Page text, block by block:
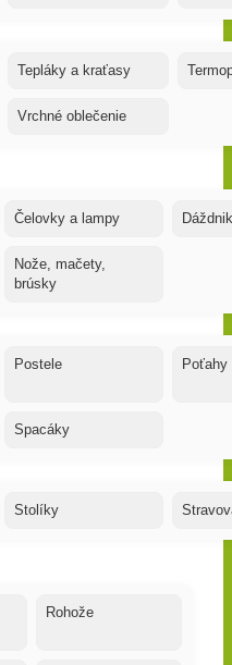
Tepláky a kraťasy
Vrchné oblečenie
Čelovky a lampy
Nože, mačety,
brúsky
Postele Poťahy
Spacáky
Stolíky
Rohože